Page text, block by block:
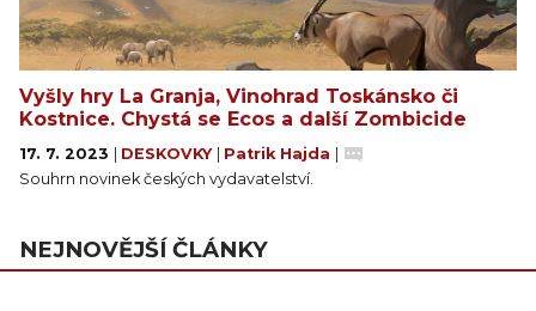
Vyšly hry La Granja, Vinohrad Toskánsko či
Kostnice. Chystá se Ecos a další Zombicide
17. 7. 2023 DESKOVKY Patrik Hajda
Souhrn novinek českých vydavatelství.
NEJNOVĚJŠÍ ČLÁNKY